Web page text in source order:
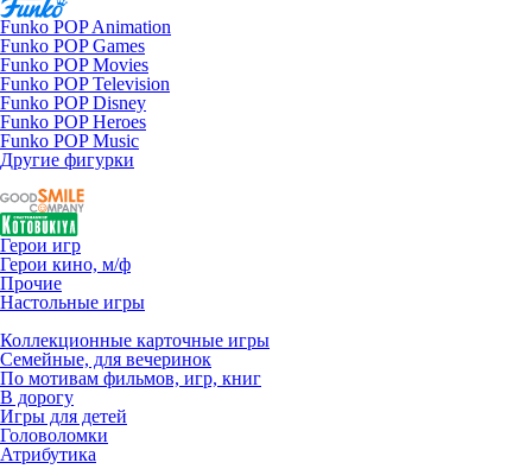
Funko POP Animation
Funko POP Games
Funko POP Movies
Funko POP Television
Funko POP Disney
Funko POP Heroes
Funko POP Music
Другие фигурки
Герои игр
Герои кино, м/ф
Прочие
Настольные игры
Коллекционные карточные игры
Семейные, для вечеринок
По мотивам фильмов, игр, книг
В дорогу
Игры для детей
Головоломки
Атрибутика